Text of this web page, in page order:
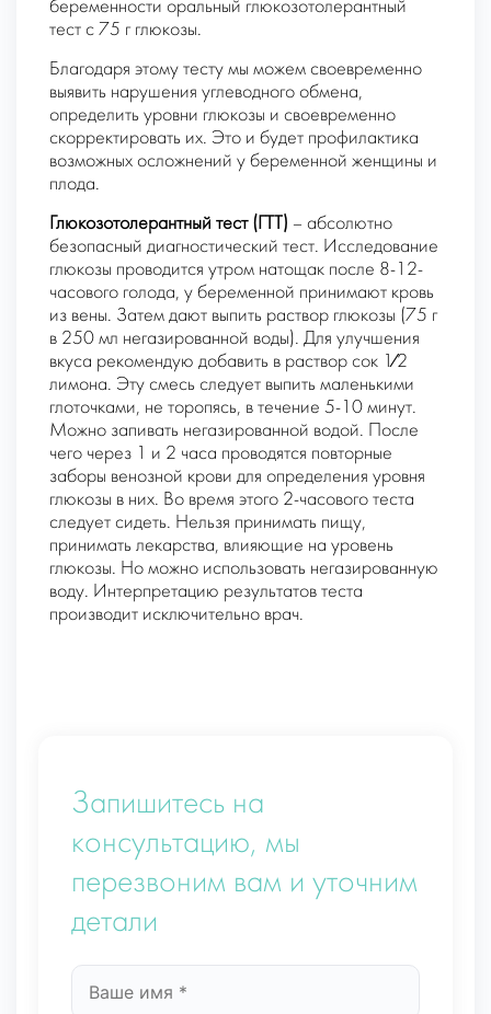
беременности оральный глюкозотолерантный
тест с 75 г глюкозы.
Благодаря этому тесту мы можем своевременно
выявить нарушения углеводного обмена,
определить уровни глюкозы и своевременно
скорректировать их. Это и будет профилактика
возможных осложнений у беременной женщины и
плода.
Глюкозотолерантный тест (ГТТ) – абсолютно
безопасный диагностический тест. Исследование
глюкозы проводится утром натощак после 8-12-
часового голода, у беременной принимают кровь
из вены. Затем дают выпить раствор глюкозы (75 г
в 250 мл негазированной воды). Для улучшения
вкуса рекомендую добавить в раствор сок 1⁄2
лимона. Эту смесь следует выпить маленькими
глоточками, не торопясь, в течение 5-10 минут.
Можно запивать негазированной водой. После
чего через 1 и 2 часа проводятся повторные
заборы венозной крови для определения уровня
глюкозы в них. Во время этого 2-часового теста
следует сидеть. Нельзя принимать пищу,
принимать лекарства, влияющие на уровень
глюкозы. Но можно использовать негазированную
воду. Интерпретацию результатов теста
производит исключительно врач.
Запишитесь на
консультацию, мы
перезвоним вам и уточним
детали